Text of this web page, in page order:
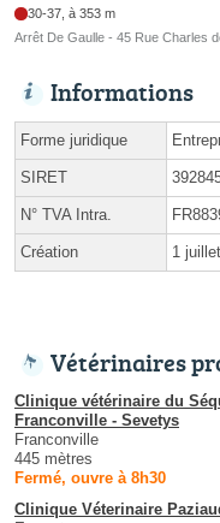
30-37, à 353 m
Arrêt De Gaulle - 45 Rue Charles
Informations
Forme juridique
SIRET
N° TVA Intra.
Création 1
Vétérinaires
Clinique vétérinaire du
Franconville - Sevetys
Franconville
445 mètres
Fermé, ouvre à 8h30
Clinique Véterinaire